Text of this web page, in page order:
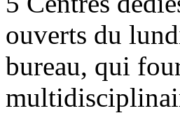
ouverts du
bureau, qui